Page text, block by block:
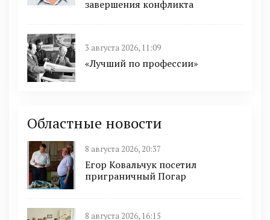
завершения конфликта
3 августа 2026, 11:09
«Лучший по профессии»
Областные новости
8 августа 2026, 20:37
Егор Ковальчук посетил
приграничный Погар
8 августа 2026, 16:15